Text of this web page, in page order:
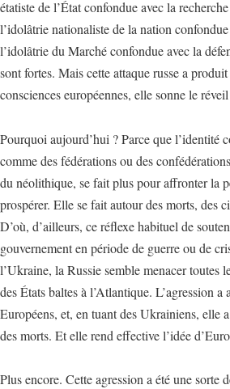
étatiste de l’État confondue avec la
l’idolâtrie nationaliste de la nation
l’idolâtrie du Marché confondue avec la
sont fortes. Mais cette attaque russe a
consciences européennes, elle sonne le
Pourquoi aujourd’hui ? Parce que l’identité
comme des fédérations ou des
du néolithique, se fait plus pour affronter la
prospérer. Elle se fait autour des morts, des
D’où, d’ailleurs, ce réflexe habituel de
gouvernement en période de guerre ou de
l’Ukraine, la Russie semble menacer toutes
des États baltes à l’Atlantique. L’agression a
Européens, et, en tuant des Ukrainiens, elle
des morts. Et elle rend effective l’idée
Plus encore. Cette agression a été une sorte